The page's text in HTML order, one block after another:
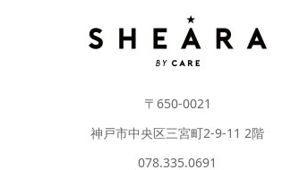
〒650-0021
神戸市中央区三宮町2-9-11 2階
078.335.0691